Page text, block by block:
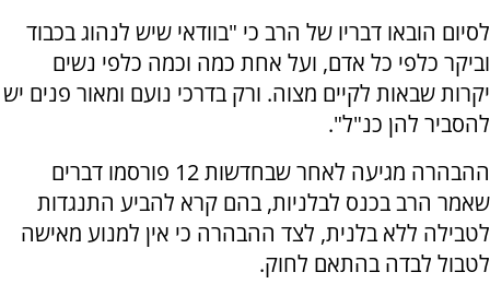
לסיום הובאו דבריו של הרב כי "בוודאי שיש לנהוג בכבוד
וביקר כלפי כל אדם, ועל אחת כמה וכמה כלפי נשים
יקרות שבאות לקיים מצוה. ורק בדרכי נועם ומאור פנים יש
להסביר להן כנ"ל".
ההבהרה מגיעה לאחר שבחדשות 12 פורסמו דברים
שאמר הרב בכנס לבלניות, בהם קרא להביע התנגדות
לטבילה ללא בלנית, לצד ההבהרה כי אין למנוע מאישה
לטבול לבדה בהתאם לחוק.